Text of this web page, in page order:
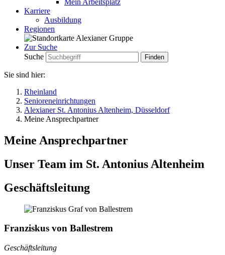
Mein Arbeitsplatz
Karriere
Ausbildung
Regionen
Zur Suche
Suche
Sie sind hier:
Rheinland
Senioreneinrichtungen
Alexianer St. Antonius Altenheim, Düsseldorf
Meine Ansprechpartner
Meine Ansprechpartner
Unser Team im St. Antonius Altenheim
Geschäftsleitung
Franziskus von Ballestrem
Geschäftsleitung